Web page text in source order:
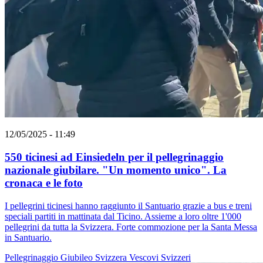
12/05/2025 - 11:49
550 ticinesi ad Einsiedeln per il pellegrinaggio
nazionale giubilare. "Un momento unico". La
cronaca e le foto
I pellegrini ticinesi hanno raggiunto il Santuario grazie a bus e treni
speciali partiti in mattinata dal Ticino. Assieme a loro oltre 1'000
pellegrini da tutta la Svizzera. Forte commozione per la Santa Messa
in Santuario.
Pellegrinaggio Giubileo Svizzera Vescovi Svizzeri